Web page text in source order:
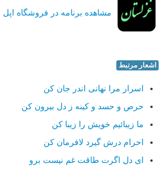
مشاهده برنامه در فروشگاه اپل
اشعار مرتبط
اسرار مرا نهانی اندر جان کن
حرص و حسد و کینه ز دل بیرون کن
ما زیبائیم خویش را زیبا کن
احرام درش گیرد لافرمان کن
ای دل اگرت طاقت غم نیست برو